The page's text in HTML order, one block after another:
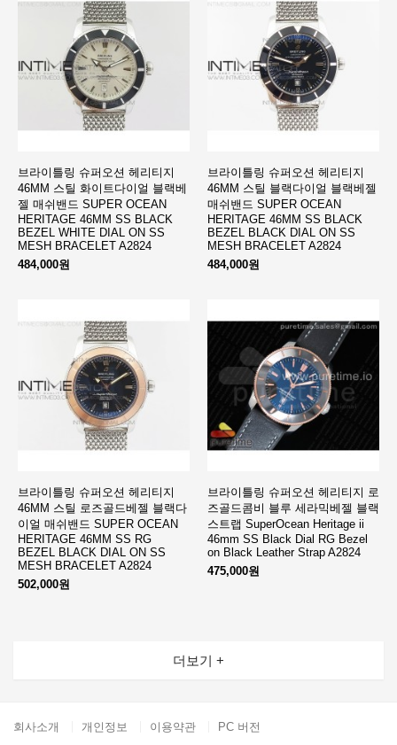
브라이틀링 슈퍼오션 헤리티지
46MM 스틸 화이트다이얼 블랙베
젤 매쉬밴드 SUPER OCEAN
HERITAGE 46MM SS BLACK
BEZEL WHITE DIAL ON SS
MESH BRACELET A2824
484,000원
브라이틀링 슈퍼오션 헤리티지
46MM 스틸 블랙다이얼 블랙베젤
매쉬밴드 SUPER OCEAN
HERITAGE 46MM SS BLACK
BEZEL BLACK DIAL ON SS
MESH BRACELET A2824
484,000원
브라이틀링 슈퍼오션 헤리티지
46MM 스틸 로즈골드베젤 블랙다
이얼 매쉬밴드 SUPER OCEAN
HERITAGE 46MM SS RG
BEZEL BLACK DIAL ON SS
MESH BRACELET A2824
502,000원
브라이틀링 슈퍼오션 헤리티지 로
즈골드콤비 블루 세라믹베젤 블랙
스트랩 SuperOcean Heritage ii
46mm SS Black Dial RG Bezel
on Black Leather Strap A2824
475,000원
더보기 +
회사소개 개인정보 이용약관 PC 버전